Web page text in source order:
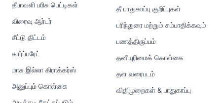
தீபாவளி பரிசு பெட்டிகள்
விரைவு ஆர்டர்
சீட்டு திட்டம்
கார்ப்பரேட்
மாசு இல்லா கிராக்கர்ஸ்
அனுப்பும் கொள்கை
தீ பாதுகாப்பு குறிப்புகள்
பரிந்துரை மற்றும் சம்பாதிக்கவும்
பணத்திருப்பம்
தனியுரிமைக் கொள்கை
தள வரைபடம்
விதிமுறைகள் & பாதுகாப்பு